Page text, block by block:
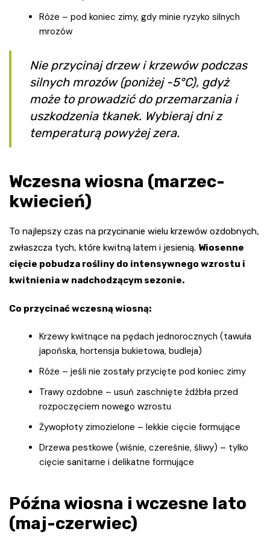
Róże – pod koniec zimy, gdy minie ryzyko silnych
mrozów
Nie przycinaj drzew i krzewów podczas
silnych mrozów (poniżej -5°C), gdyż
może to prowadzić do przemarzania i
uszkodzenia tkanek. Wybieraj dni z
temperaturą powyżej zera.
Wczesna wiosna (marzec-
kwiecień)
To najlepszy czas na przycinanie wielu krzewów ozdobnych,
zwłaszcza tych, które kwitną latem i jesienią. Wiosenne
cięcie pobudza rośliny do intensywnego wzrostu i
kwitnienia w nadchodzącym sezonie.
Co przycinać wczesną wiosną:
Krzewy kwitnące na pędach jednorocznych (tawuła
japońska, hortensja bukietowa, budleja)
Róże – jeśli nie zostały przycięte pod koniec zimy
Trawy ozdobne – usuń zaschnięte źdźbła przed
rozpoczęciem nowego wzrostu
Żywopłoty zimozielone – lekkie cięcie formujące
Drzewa pestkowe (wiśnie, czereśnie, śliwy) – tylko
cięcie sanitarne i delikatne formujące
Późna wiosna i wczesne lato
(maj-czerwiec)